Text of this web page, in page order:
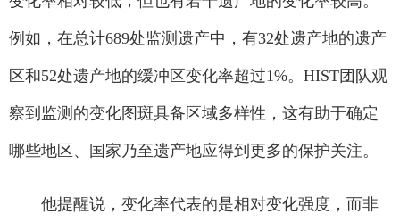
例如，在总计689处监测遗产中，有32处遗产地的遗产
区和52处遗产地的缓冲区变化率超过1%。HIST团队观
察到监测的变化图斑具备区域多样性，这有助于确定
哪些地区、国家乃至遗产地应得到更多的保护关注。
他提醒说，变化率代表的是相对变化强度，而非